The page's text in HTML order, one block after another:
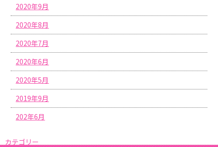
2020年9月
2020年8月
2020年7月
2020年6月
2020年5月
2019年9月
202年6月
カテゴリー